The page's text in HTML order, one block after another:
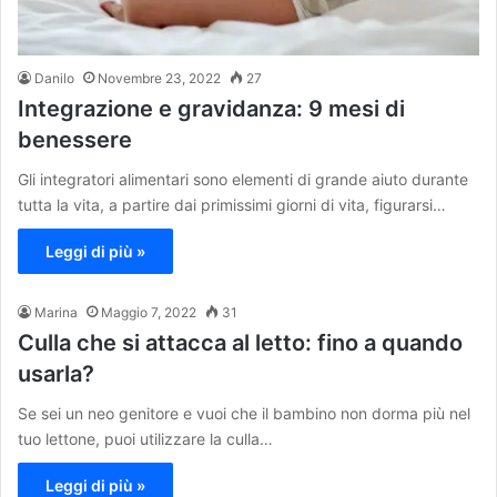
Danilo Novembre 23, 2022 27
Integrazione e gravidanza: 9 mesi di
benessere
Gli integratori alimentari sono elementi di grande aiuto durante
tutta la vita, a partire dai primissimi giorni di vita, figurarsi…
Leggi di più »
Marina Maggio 7, 2022 31
Culla che si attacca al letto: fino a quando
usarla?
Se sei un neo genitore e vuoi che il bambino non dorma più nel
tuo lettone, puoi utilizzare la culla…
Leggi di più »